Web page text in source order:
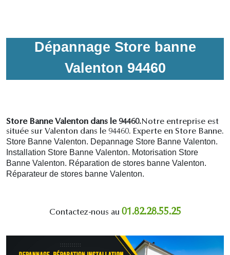
Dépannage Store banne
Valenton 94460
Store Banne Valenton dans le 94460.Notre entreprise est
située sur Valenton dans le 94460. Experte en Store Banne.
Store Banne Valenton. Depannage Store Banne Valenton.
Installation Store Banne Valenton. Motorisation Store
Banne Valenton. Réparation de stores banne Valenton.
Réparateur de stores banne Valenton.
Contactez-nous au 01.82.28.55.25